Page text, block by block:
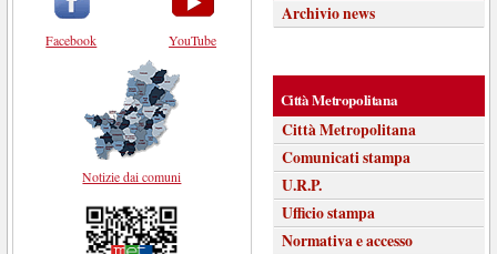
Facebook YouTube
Notizie dai comuni
Archivio news
Città Metropolitana
Città Metropolitana
Comunicati stampa
U.R.P.
Ufficio stampa
Normativa e accesso